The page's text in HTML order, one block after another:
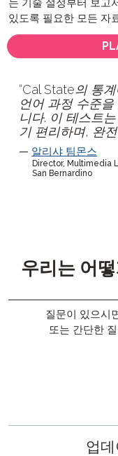
는 기술 설정부터 보고
있도록 필요한 모든 자
Cal State의 통
언어 과정 수준
니다. 이 테스트
기 편리하며, 완
알리샤 팀몬스
Director, Multimedia
San Bernardino
우리는 어
질문이 있으시
또는 간단한
업